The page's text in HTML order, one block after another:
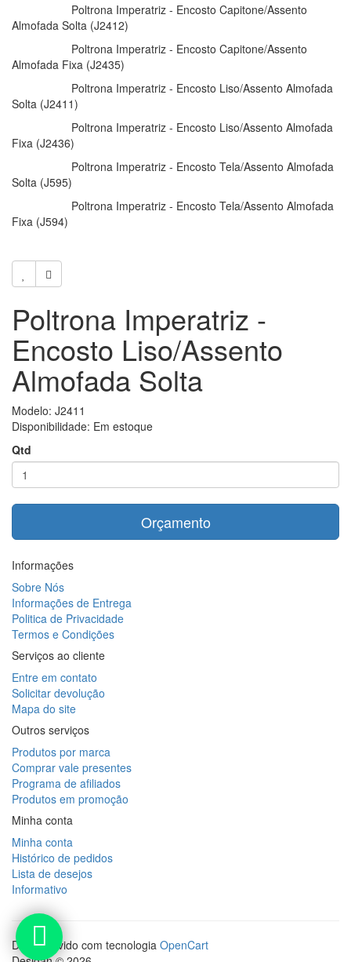
Poltrona Imperatriz - Encosto Capitone/Assento
Almofada Solta (J2412)
Poltrona Imperatriz - Encosto Capitone/Assento
Almofada Fixa (J2435)
Poltrona Imperatriz - Encosto Liso/Assento Almofada
Solta (J2411)
Poltrona Imperatriz - Encosto Liso/Assento Almofada
Fixa (J2436)
Poltrona Imperatriz - Encosto Tela/Assento Almofada
Solta (J595)
Poltrona Imperatriz - Encosto Tela/Assento Almofada
Fixa (J594)
Poltrona Imperatriz -
Encosto Liso/Assento
Almofada Solta
Modelo: J2411
Disponibilidade: Em estoque
Qtd
Orçamento
Informações
Sobre Nós
Informações de Entrega
Politica de Privacidade
Termos e Condições
Serviços ao cliente
Entre em contato
Solicitar devolução
Mapa do site
Outros serviços
Produtos por marca
Comprar vale presentes
Programa de afiliados
Produtos em promoção
Minha conta
Minha conta
Histórico de pedidos
Lista de desejos
Informativo
Desenvolvido com tecnologia OpenCart